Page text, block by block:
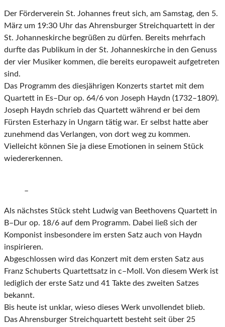
Der Förderverein St. Johannes freut sich, am Samstag, den 5.
März um 19:30 Uhr das Ahrensburger Streichquartett in der
St. Johanneskirche begrüßen zu dürfen. Bereits mehrfach
durfte das Publikum in der St. Johanneskirche in den Genuss
der vier Musiker kommen, die bereits europaweit aufgetreten
sind.
Das Programm des diesjährigen Konzerts startet mit dem
Quartett in Es– Dur op. 64/6 von Joseph Haydn (1732–1809).
Joseph Haydn schrieb das Quartett während er bei dem
Fürsten Esterhazy in Ungarn tätig war. Er se lbst hatte aber
zunehmend das Verlangen, von dort weg zu kommen.
Vielleicht können Sie ja diese Emotionen in seinem Stück
wiedererkennen.
–
Als nächstes Stück steht Ludwig van Beethovens Quartett in
B– Dur op. 18/6 auf dem Programm. Dabei ließ sich der
Komponist insbesondere im ersten Satz auch von Haydn
inspirieren.
Abgeschlossen wird das Konzert mit dem ersten Satz aus
Franz Schuberts Quartettsatz in c–Moll. Von diesem Werk ist
lediglich der erste Satz und 41 Takte des zweiten Satzes
bekannt.
Bis heute ist unklar, wieso dieses Werk unvollendet blieb.
Das Ahrensburger Streichquartett besteht seit über 25